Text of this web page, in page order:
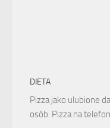
DIETA
Pizza jako ulubione
osób. Pizza na